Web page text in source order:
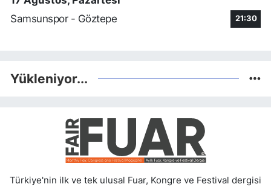
Samsunspor - Göztepe
21:30
Yükleniyor...
Türkiye'nin ilk ve tek ulusal Fuar, Kongre ve Festival dergisi